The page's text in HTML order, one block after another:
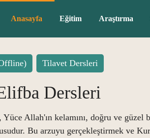
Anasayfa Eğitim Araştırma
Tilavet Dersleri
Dersleri
Allah'ın kelamını, doğru ve güzel
Bu arzuyu gerçekleştirmek ve